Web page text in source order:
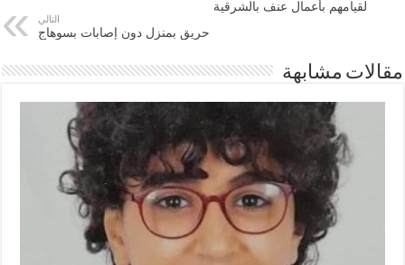
لقيامهم بأعمال عنف بالشرقية
التالي
حريق بمنزل دون إصابات بسوهاج
مقالات مشابهة